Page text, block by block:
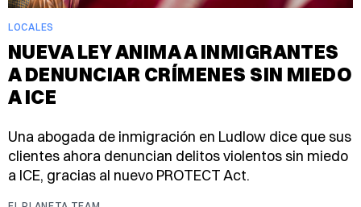
LOCALES
NUEVA LEY ANIMA A INMIGRANTES
A DENUNCIAR CRÍMENES SIN MIEDO
A ICE
Una abogada de inmigración en Ludlow dice que sus
clientes ahora denuncian delitos violentos sin miedo
a ICE, gracias al nuevo PROTECT Act.